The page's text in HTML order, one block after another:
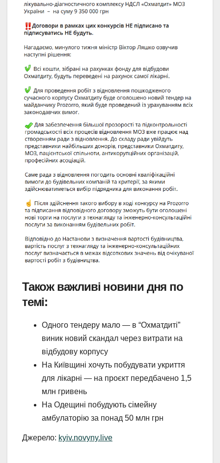
Також важливі новини дня по
темі:
Одного тендеру мало — в “Охматдиті”
виник новий скандал через витрати на
відбудову корпусу
На Київщині хочуть побудувати укриття
для лікарні — на проєкт передбачено 1,5
млн гривень
На Одещині побудують сімейну
амбулаторію за понад 50 млн грн
Джерело: kyiv.novyny.live